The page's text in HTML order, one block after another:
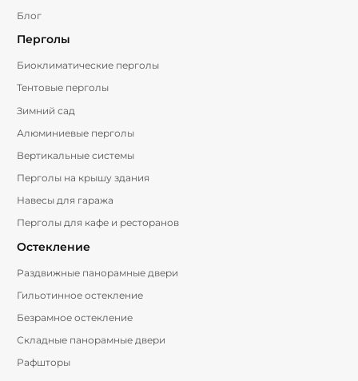
Блог
Перголы
Биоклиматические перголы
Тентовые перголы
Зимний сад
Алюминиевые перголы
Вертикальные системы
Перголы на крышу здания
Навесы для гаража
Перголы для кафе и ресторанов
Остекление
Раздвижные панорамные двери
Гильотинное остекление
Безрамное остекление
Складные панорамные двери
Рафшторы